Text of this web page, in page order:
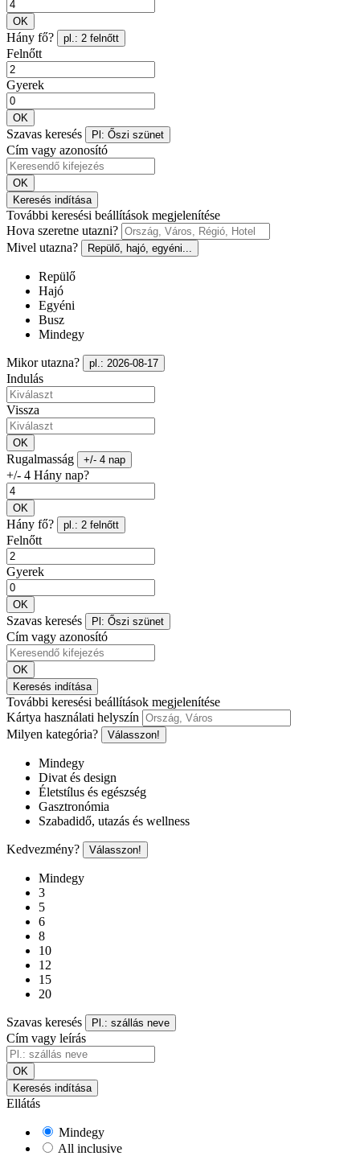
OK
Hány fő? pl.: 2 felnőtt
Felnőtt
Gyerek
OK
Szavas keresés Pl: Őszi szünet
Cím vagy azonosító
OK
Keresés indítása
További keresési beállítások megjelenítése
Hova szeretne utazni?
Mivel utazna?
Repülő, hajó, egyéni...
Repülő
Hajó
Egyéni
Busz
Mindegy
Mikor utazna? pl.: 2026-08-17
Indulás
Vissza
OK
Rugalmasság +/- 4 nap
+/- 4 Hány nap?
OK
Hány fő? pl.: 2 felnőtt
Felnőtt
Gyerek
OK
Szavas keresés Pl: Őszi szünet
Cím vagy azonosító
OK
Keresés indítása
További keresési beállítások megjelenítése
Kártya használati helyszín
Milyen kategória?
Válasszon!
Mindegy
Divat és design
Életstílus és egészség
Gasztronómia
Szabadidő, utazás és wellness
Kedvezmény? Válasszon!
Mindegy
3
5
6
8
10
12
15
20
Szavas keresés Pl.: szállás neve
Cím vagy leírás
OK
Keresés indítása
Ellátás
Mindegy
All inclusive